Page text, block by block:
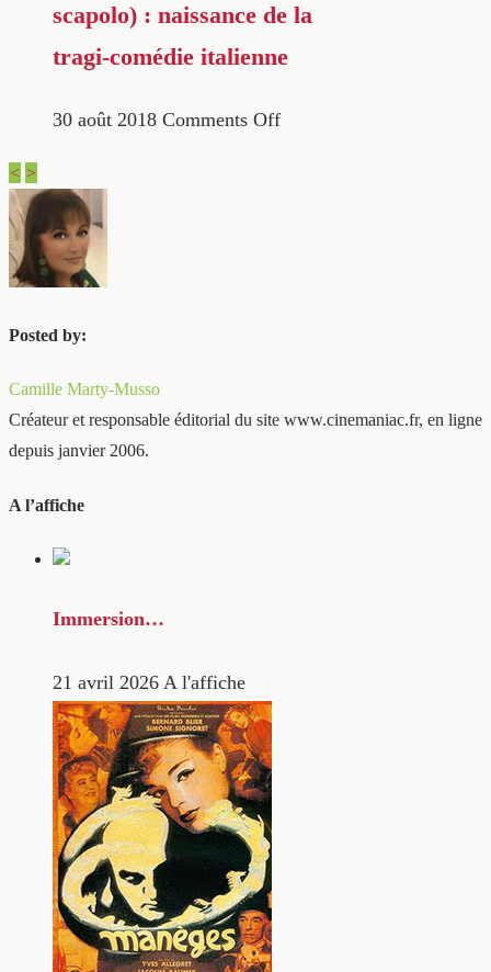
scapolo) : naissance de la
tragi-comédie italienne
30 août 2018 Comments Off
< >
Posted by:
Camille Marty-Musso
Créateur et responsable éditorial du site www.cinemaniac.fr, en ligne
depuis janvier 2006.
A l’affiche
Immersion…
21 avril 2026 A l'affiche